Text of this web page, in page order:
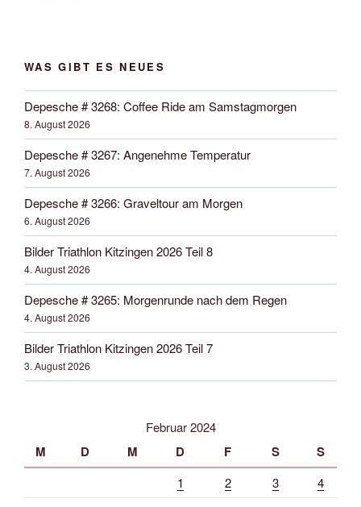
WAS GIBT ES NEUES
Depesche # 3268: Coffee Ride am Samstagmorgen
8. August 2026
Depesche # 3267: Angenehme Temperatur
7. August 2026
Depesche # 3266: Graveltour am Morgen
6. August 2026
Bilder Triathlon Kitzingen 2026 Teil 8
4. August 2026
Depesche # 3265: Morgenrunde nach dem Regen
4. August 2026
Bilder Triathlon Kitzingen 2026 Teil 7
3. August 2026
Februar 2024
M D M D F S S
1 2 3
4